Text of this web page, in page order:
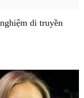
di truyền